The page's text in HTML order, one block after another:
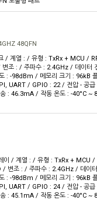
48QFN
/ 계열 : / 유형 : TxRx + MCU /
조 : / 주파수 : 2.4GHz / 데이터
: -98dBm / 메모리 크기 : 96kB
UART / GPIO : 22 / 전압 - 공
: 46.3mA / 작동 온도 : -40°C ~
이 / 계열 : / 유형 : TxRx + MCU
변조 : / 주파수 : 2.4GHz / 데이
: -98dBm / 메모리 크기 : 96kB
UART / GPIO : 24 / 전압 - 공
: 45.1mA / 작동 온도 : -40°C ~